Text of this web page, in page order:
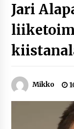
Jari
Mikko